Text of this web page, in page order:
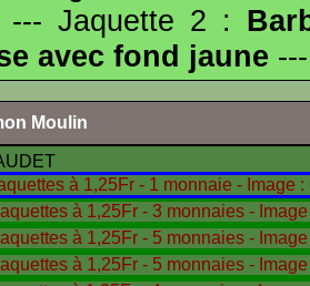
--- Jaquette 2 :
avec fond jaune ---
Moulin